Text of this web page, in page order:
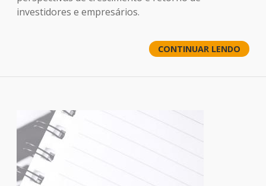
investidores e empresários.
CONTINUAR LENDO